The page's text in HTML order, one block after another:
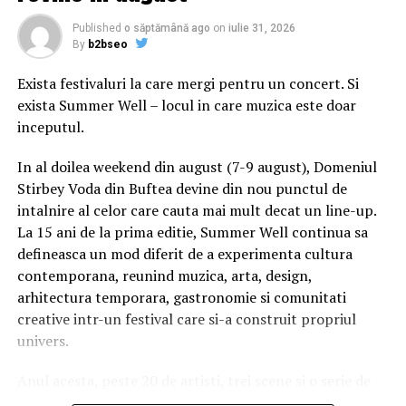
Actorului i s-a reproşat că dă dovadă de insensibilitate
înfăţişând băştinaşii americani într-o reclamă pentru un
parfum numit ”Sauvage” care face trimitere la cuvântul
”săbatic” folosit în mod depreciativ în stereotipurile
legate de comunitate.
„Aventura unui om care îşi revendică sufletul şi intră în
legătură cu natura sa profundă”, prezenta Dior
videoclipul filmat în Canyonlands, unde au locuit
triburile Ute, the Apache şi Navajo. Casa de modă nu a
anunţat oficial retragerea reclamei dar videoclipul a fost
şters de pe mai multe platforme online.
Dacă ţi-a plăcut articolul, urmăreşteMEDIAFAX.RO pe
FACEBOOK »
Conținutul website-ului www.mediafax.ro este destinat
Published o săptămână ago on iulie 31, 2026
By b2bseo
Exista festivaluri la care mergi pentru un concert. Si
exista Summer Well – locul in care muzica este doar
inceputul.
In al doilea weekend din august (7-9 august), Domeniul
Stirbey Voda din Buftea devine din nou punctul de
intalnire al celor care cauta mai mult decat un line-up.
La 15 ani de la prima editie, Summer Well continua sa
defineasca un mod diferit de a experimenta cultura
contemporana, reunind muzica, arta, design,
arhitectura temporara, gastronomie si comunitati
creative intr-un festival care si-a construit propriul
univers.